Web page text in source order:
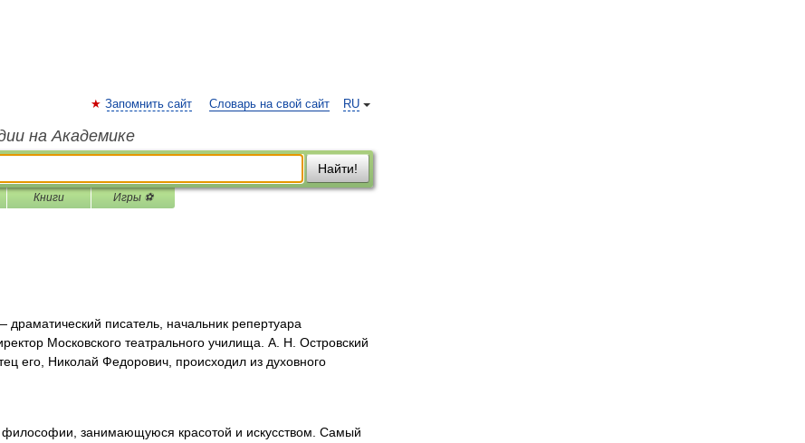
RU
Запомнить сайт Словарь на свой сайт
на Академике
Найти!
Книги Игры ⚽
драматический писатель, начальник репертуара
Московского театрального училища. А. Н. Островский
его, Николай Федорович, происходил из духовного
занимающуюся красотой и искусством. Самый